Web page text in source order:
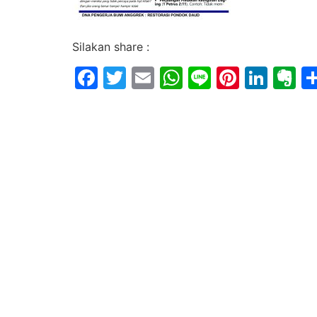
Silakan share :
Facebook
Twitter
EmailWhatsApp
Line